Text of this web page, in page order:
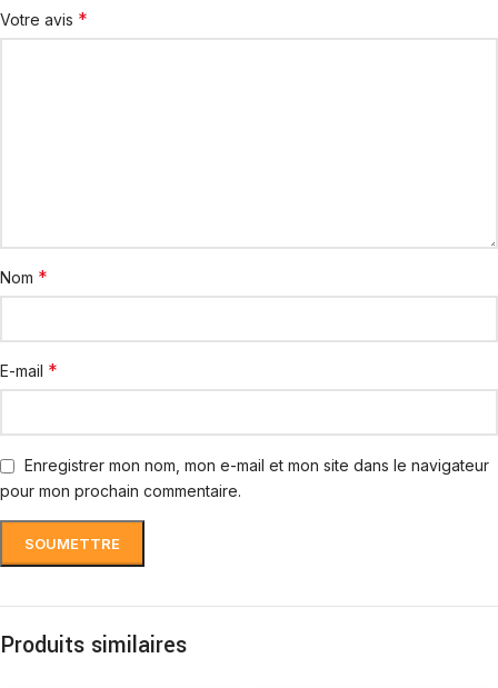
Votre avis *
Nom *
E-mail *
Enregistrer mon nom, mon e-mail et mon site dans le navigateur
pour mon prochain commentaire.
Produits similaires